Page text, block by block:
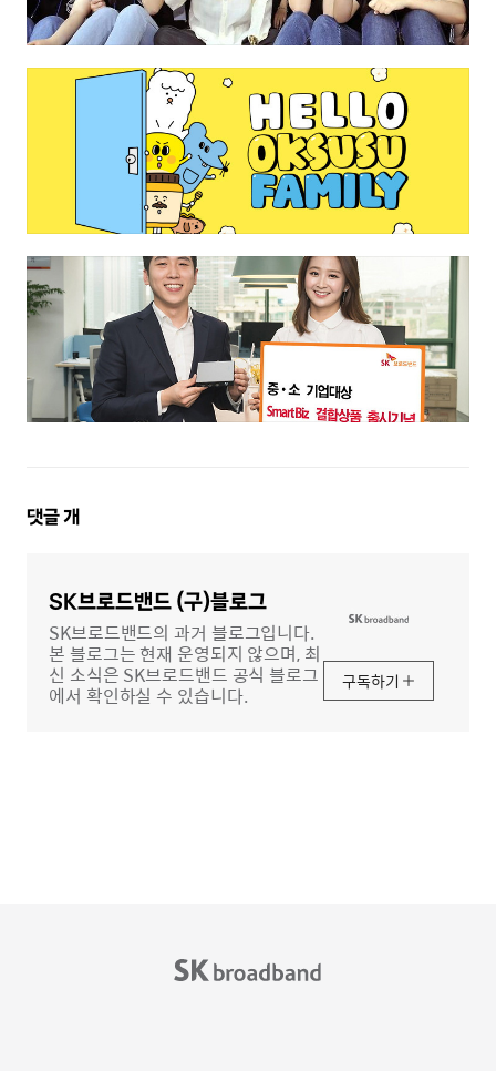
댓
댓글개
SK브로드밴드 (구)블로그
SK브로드밴드의 과거 블로그입니다.
본 블로그는 현재 운영되지 않으며, 최
신 소식은 SK브로드밴드 공식 블로그
에서 확인하실 수 있습니다.
구독하기